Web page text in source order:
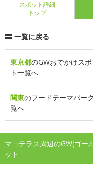
スポット詳細
トップ
一覧に戻る
東京都のGWおでかけスポ
ト一覧へ
関東のフードテーマパー
覧へ
マヨテラス周辺のGW(ゴー
ット